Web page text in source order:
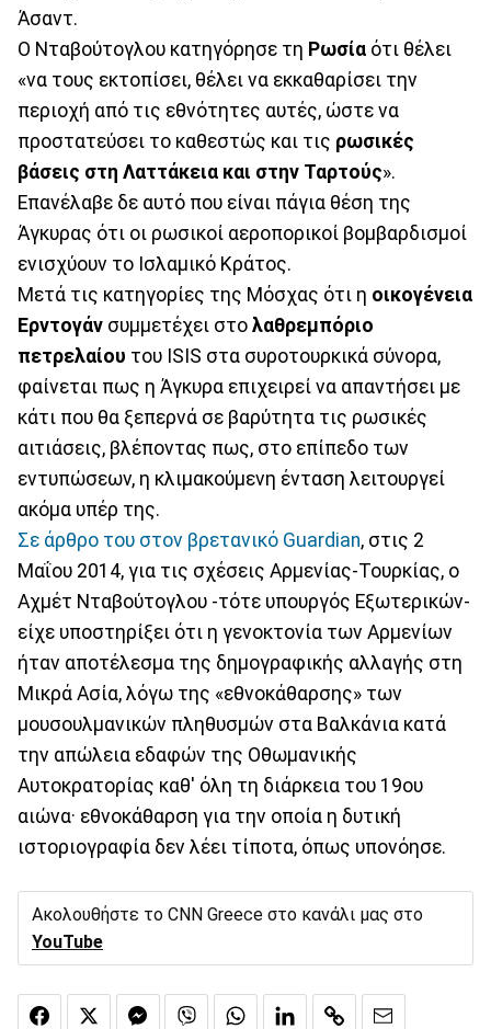
Άσαντ.
Ο Νταβούτογλου κατηγόρησε τη Ρωσία ότι θέλει
«να τους εκτοπίσει, θέλει να εκκαθαρίσει την
περιοχή από τις εθνότητες αυτές, ώστε να
προστατεύσει το καθεστώς και τις ρωσικές
βάσεις στη Λαττάκεια και στην Ταρτούς».
Επανέλαβε δε αυτό που είναι πάγια θέση της
Άγκυρας ότι οι ρωσικοί αεροπορικοί βομβαρδισμοί
ενισχύουν το Ισλαμικό Κράτος.
Μετά τις κατηγορίες της Μόσχας ότι η οικογένεια
Ερντογάν συμμετέχει στο λαθρεμπόριο
πετρελαίου του ISIS στα συροτουρκικά σύνορα,
φαίνεται πως η Άγκυρα επιχειρεί να απαντήσει με
κάτι που θα ξεπερνά σε βαρύτητα τις ρωσικές
αιτιάσεις, βλέποντας πως, στο επίπεδο των
εντυπώσεων, η κλιμακούμενη ένταση λειτουργεί
ακόμα υπέρ της.
Σε άρθρο του στον βρετανικό Guardian, στις 2
Μαΐου 2014, για τις σχέσεις Αρμενίας-Τουρκίας, ο
Αχμέτ Νταβούτογλου -τότε υπουργός Εξωτερικών-
είχε υποστηρίξει ότι η γενοκτονία των Αρμενίων
ήταν αποτέλεσμα της δημογραφικής αλλαγής στη
Μικρά Ασία, λόγω της «εθνοκάθαρσης» των
μουσουλμανικών πληθυσμών στα Βαλκάνια κατά
την απώλεια εδαφών της Οθωμανικής
Αυτοκρατορίας καθ' όλη τη διάρκεια του 19ου
αιώνα· εθνοκάθαρση για την οποία η δυτική
ιστοριογραφία δεν λέει τίποτα, όπως υπονόησε.
Ακολουθήστε το CNN Greece στο κανάλι μας στο
YouTube